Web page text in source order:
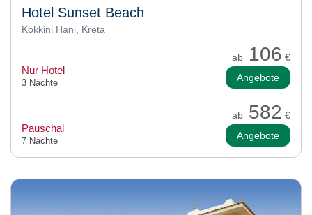
Hotel Sunset Beach
Kokkini Hani, Kreta
ab 106 €
Nur Hotel
3 Nächte Angebote
ab 582 €
Pauschal
7 Nächte Angebote